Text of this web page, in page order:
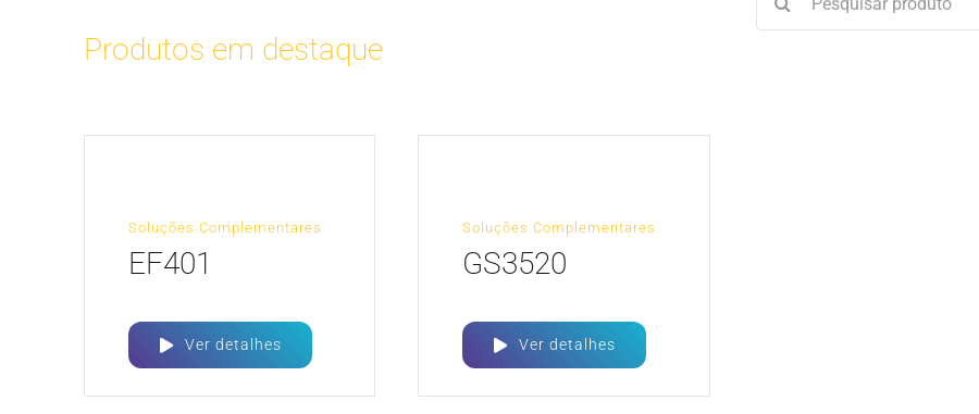
resultados
para:
Produtos em destaque
Soluções Complementares
EF401
Ver detalhes
Soluções Complementares
GS3520
Ver detalhes